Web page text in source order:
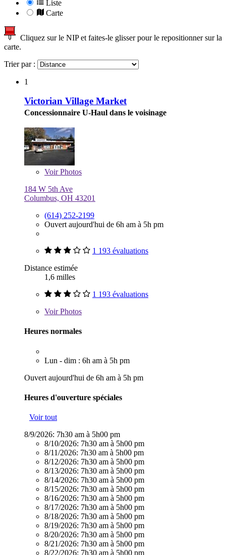
Liste
Carte
Cliquez sur le NIP et faites-le glisser pour le repositionner sur la
carte.
Trier par :
1
Victorian Village Market
Concessionnaire U-Haul dans le voisinage
VoirPhotos
184 W 5th Ave
Columbus, OH 43201
(614) 252-2199
Ouvert aujourd'hui de 6h am à 5h pm
1 193 évaluations
Distance estimée
1,6 milles
1 193 évaluations
VoirPhotos
Heures normales
Lun - dim : 6h am à 5h pm
Ouvert aujourd'hui de 6h am à 5h pm
Heures d'ouverture spéciales
Voir tout
8/9/2026: 7h30 am à 5h00 pm
8/10/2026: 7h30 am à 5h00 pm
8/11/2026: 7h30 am à 5h00 pm
8/12/2026: 7h30 am à 5h00 pm
8/13/2026: 7h30 am à 5h00 pm
8/14/2026: 7h30 am à 5h00 pm
8/15/2026: 7h30 am à 5h00 pm
8/16/2026: 7h30 am à 5h00 pm
8/17/2026: 7h30 am à 5h00 pm
8/18/2026: 7h30 am à 5h00 pm
8/19/2026: 7h30 am à 5h00 pm
8/20/2026: 7h30 am à 5h00 pm
8/21/2026: 7h30 am à 5h00 pm
8/22/2026: 7h30 am à 5h00 pm